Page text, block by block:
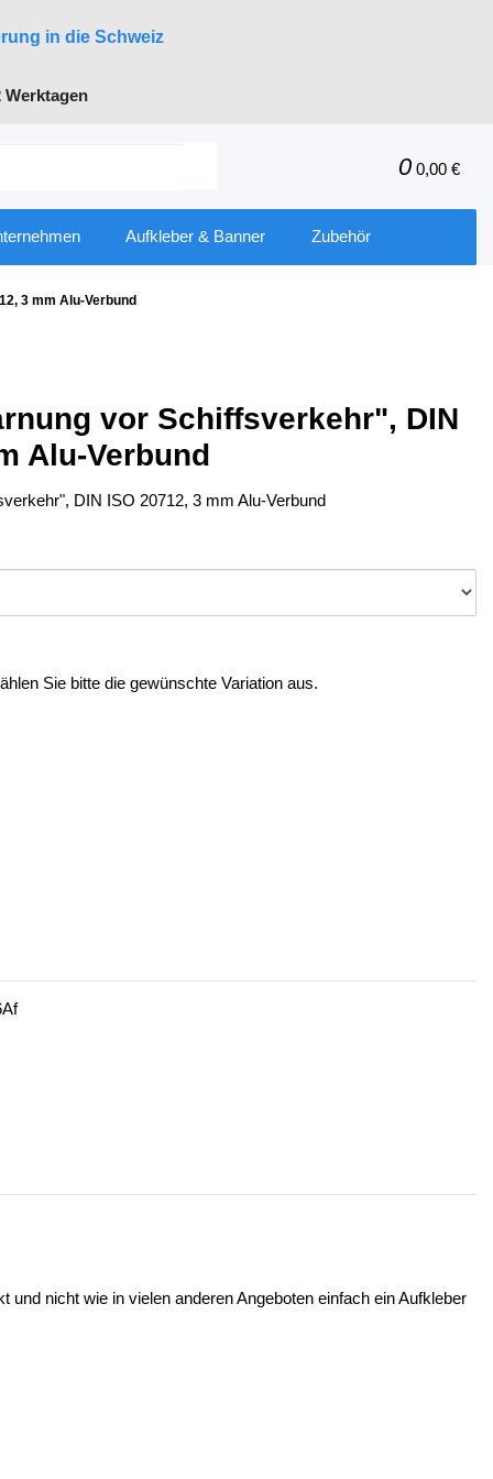
in die Schweiz
0 0,00 €
Aufkleber & Banner Zubehör
3 mm Alu-Verbund
vor Schiffsverkehr", DIN
Alu-Verbund
DIN ISO 20712, 3 mm Alu-Verbund
Sie bitte die gewünschte Variation aus.
nicht wie in vielen anderen Angeboten einfach ein Aufkleber